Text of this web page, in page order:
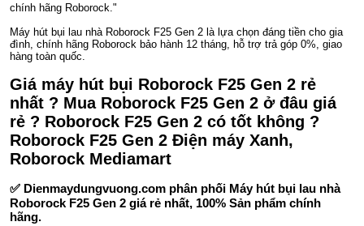
chính hãng Roborock."
Máy hút bụi lau nhà Roborock F25 Gen 2 là lựa chọn đáng tiền cho gia
đình, chính hãng Roborock bảo hành 12 tháng, hỗ trợ trả góp 0%, giao
hàng toàn quốc.
Giá máy hút bụi Roborock F25 Gen 2 rẻ
nhất ? Mua Roborock F25 Gen 2 ở đâu giá
rẻ ? Roborock F25 Gen 2 có tốt không ?
Roborock F25 Gen 2 Điện máy Xanh,
Roborock Mediamart
✅ Dienmaydungvuong.com phân phối Máy hút bụi lau nhà
Roborock F25 Gen 2 giá rẻ nhất, 100% Sản phẩm chính
hãng.